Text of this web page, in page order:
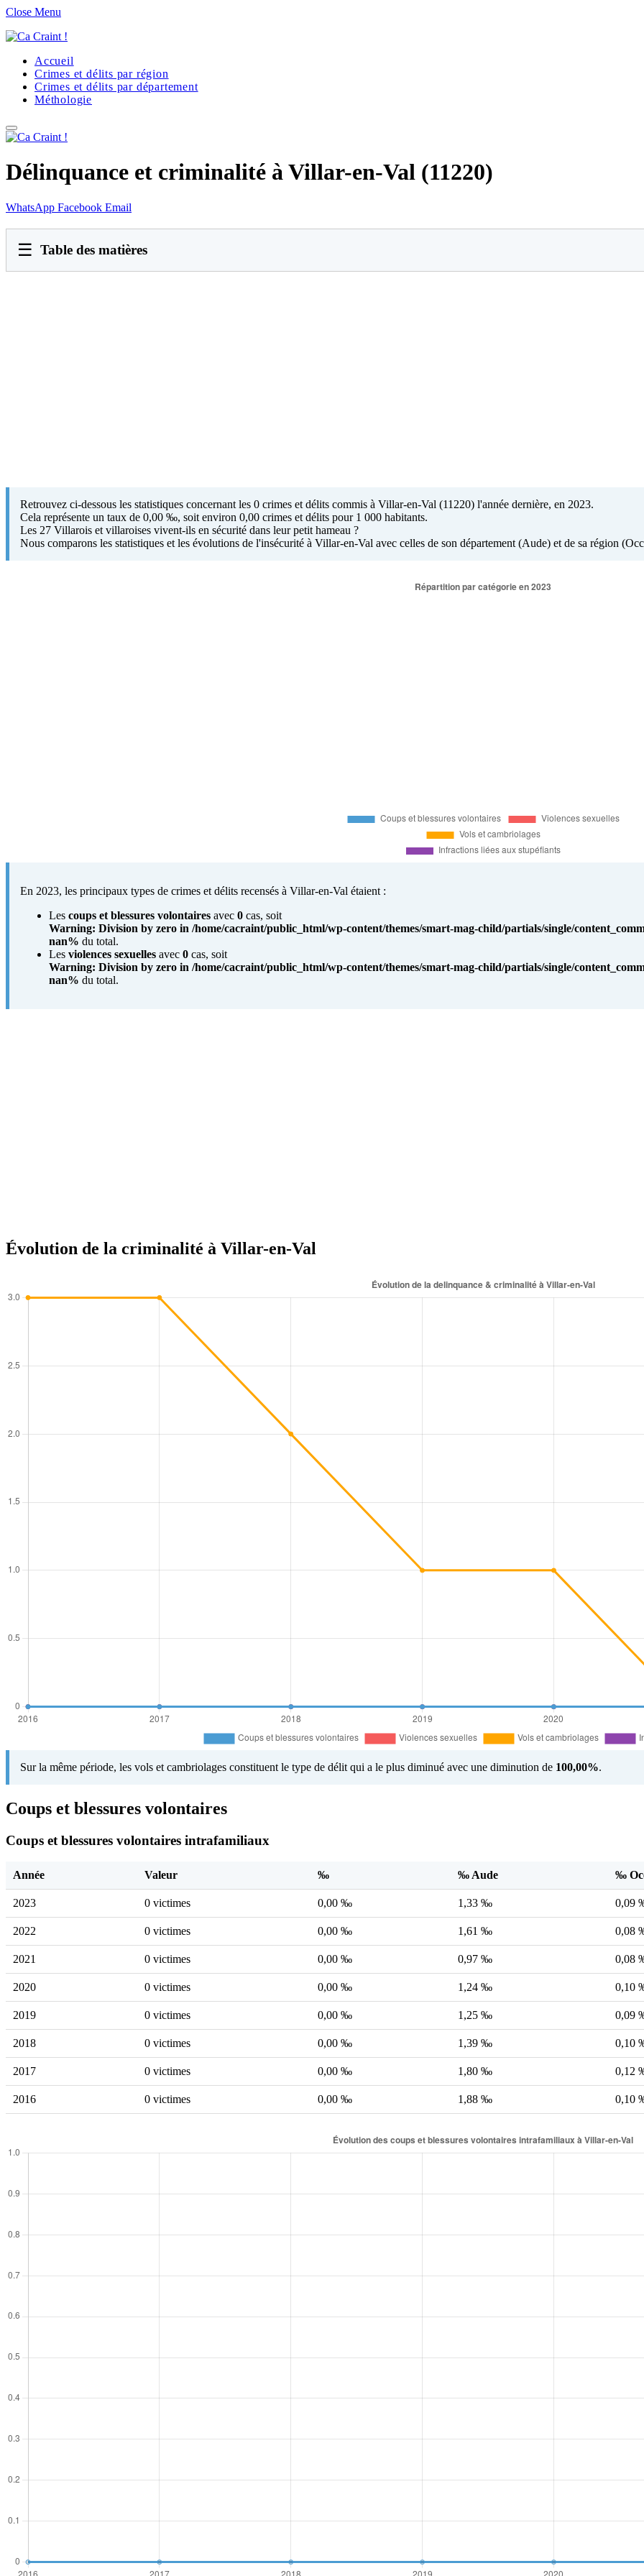
Close Menu
Accueil
Crimes et délits par région
Crimes et délits par département
Méthologie
Délinquance et criminalité à Villar-en-Val (11220)
WhatsApp Facebook Email
☰ Table des matières
Retrouvez ci-dessous les statistiques concernant les 0 crimes et délits commis à Villar-en-Val (11220) l'année dernière, en 2023.
Cela représente un taux de 0,00 ‰, soit environ 0,00 crimes et délits pour 1 000 habitants.
Les 27 Villarois et villaroises vivent-ils en sécurité dans leur petit hameau ?
Nous comparons les statistiques et les évolutions de l'insécurité à Villar-en-Val avec celles de son département (Aude) et de sa région
En 2023, les principaux types de crimes et délits recensés à Villar-en-Val étaient :
Les coups et blessures volontaires avec 0 cas, soit
Warning: Division by zero in /home/cacraint/public_html/wp-content/themes/smart-mag-child/partials/single/
nan% du total.
Les violences sexuelles avec 0 cas, soit
Warning: Division by zero in /home/cacraint/public_html/wp-content/themes/smart-mag-child/partials/single/
nan% du total.
Évolution de la criminalité à Villar-en-Val
Sur la même période, les vols et cambriolages constituent le type de délit qui a le plus diminué avec une diminution de 100,00%.
Coups et blessures volontaires
Coups et blessures volontaires intrafamiliaux
Année Valeur ‰ ‰ Aude ‰
2023 0 victimes 0,00 ‰ 1,33 ‰ 0,09
2022 0 victimes 0,00 ‰ 1,61 ‰ 0,08
2021 0 victimes 0,00 ‰ 0,97 ‰ 0,08
2020 0 victimes 0,00 ‰ 1,24 ‰ 0,10
2019 0 victimes 0,00 ‰ 1,25 ‰ 0,09
2018 0 victimes 0,00 ‰ 1,39 ‰ 0,10
2017 0 victimes 0,00 ‰ 1,80 ‰ 0,12
2016 0 victimes 0,00 ‰ 1,88 ‰ 0,10